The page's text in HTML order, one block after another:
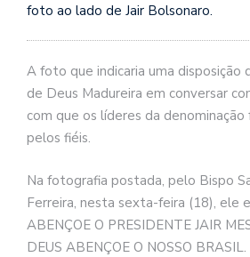
foto ao lado de Jair Bolsonaro.
A foto que indicaria uma disposição
de Deus Madureira em conversar
com que os líderes da
pelos fiéis.
Na fotografia postada, pelo Bispo
Ferreira, nesta sexta-feira (18), ele
ABENÇOE O PRESIDENTE JAIR
DEUS ABENÇOE O NOSSO